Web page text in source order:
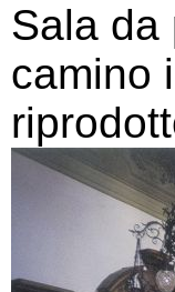
Sala da
camino